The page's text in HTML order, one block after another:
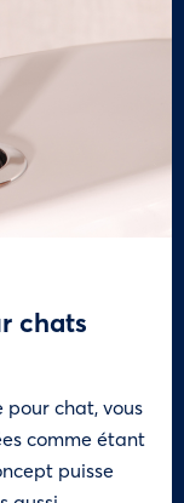
chats
pour chat, vous
comme étant
puisse